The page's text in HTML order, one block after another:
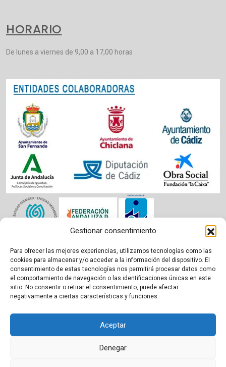
Gestionar consentimiento
Para ofrecer las mejores experiencias, utilizamos tecnologías como las
cookies para almacenar y/o acceder a la información del dispositivo. El
consentimiento de estas tecnologías nos permitirá procesar datos como
el comportamiento de navegación o las identificaciones únicas en este
sitio. No consentir o retirar el consentimiento, puede afectar
negativamente a ciertas características y funciones.
Aceptar
Denegar
HORARIO
De lunes a viernes de 9,00 a 17,00 horas
Aviso legal|Política de cookies|Privacidad